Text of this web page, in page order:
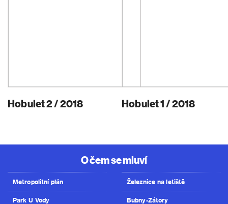
Hobulet 2 / 2018 Hobulet 1 / 2018
O čem se mluví
Metropolitní plán
Park U Vody
Železnice na letiště
Bubny-Zátory